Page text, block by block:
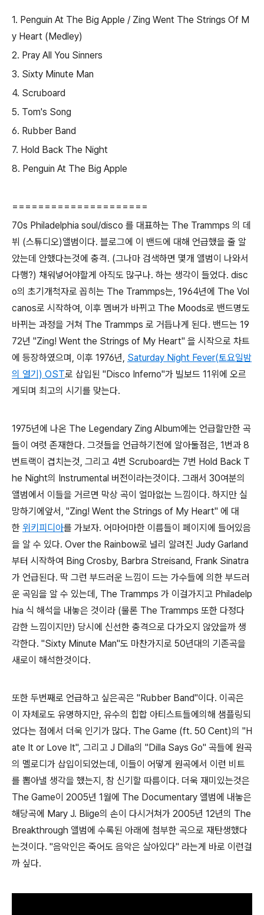
1. Penguin At The Big Apple / Zing Went The Strings Of M
y Heart (Medley)
2. Pray All You Sinners
3. Sixty Minute Man
4. Scruboard
5. Tom's Song
6. Rubber Band
7. Hold Back The Night
8. Penguin At The Big Apple
=====================
70s Philadelphia soul/disco 를 대표하는 The Trammps 의 데
뷔 (스튜디오)앨범이다. 블로그에 이 밴드에 대해 언급했을 줄 알
았는데 안했다는것에 충격. (그나마 검색하면 몇개 앨범이 나와서
다행?) 채워넣어야할게 아직도 많구나. 하는 생각이 들었다. disc
o의 초기개척자로 꼽히는 The Trammps는, 1964년에 The Vol
canos로 시작하여, 이후 멤버가 바뀌고 The Moods로 밴드명도
바뀌는 과정을 거쳐 The Trammps 로 거듭나게 된다. 밴드는 19
72년 "Zing! Went the Strings of My Heart" 을 시작으로 차트
에 등장하였으며, 이후 1976년, Saturday Night Fever(토요일밤
의 열기) OST로 삽입된 "Disco Inferno"가 빌보드 11위에 오르
게되며 최고의 시기를 맞는다.
1975년에 나온 The Legendary Zing Album에는 언급할만한 곡
들이 여럿 존재한다. 그것들을 언급하기전에 알아둘점은, 1번과 8
번트랙이 겹치는것, 그리고 4번 Scruboard는 7번 Hold Back T
he Night의 Instrumental 버전이라는것이다. 그래서 30여분의
앨범에서 이들을 거르면 막상 곡이 얼마없는 느낌이다. 하지만 실
망하기에앞서, "Zing! Went the Strings of My Heart" 에 대
한 위키피디아를 가보자. 어마어마한 이름들이 페이지에 들어있음
을 알 수 있다. Over the Rainbow로 널리 알려진 Judy Garland
부터 시작하여 Bing Crosby, Barbra Streisand, Frank Sinatra
가 언급된다. 딱 그런 부드러운 느낌이 드는 가수들에 의한 부드러
운 곡임을 알 수 있는데, The Trammps 가 이걸가지고 Philadelp
hia 식 해석을 내놓은 것이라 (물론 The Trammps 또한 다정다
감한 느낌이지만) 당시에 신선한 충격으로 다가오지 않았을까 생
각한다. "Sixty Minute Man"도 마찬가지로 50년대의 기존곡을
새로이 해석한것이다.
또한 두번째로 언급하고 싶은곡은 "Rubber Band"이다. 이곡은
이 자체로도 유명하지만, 유수의 힙합 아티스트들에의해 샘플링되
었다는 점에서 더욱 인기가 많다. The Game (ft. 50 Cent)의 "H
ate It or Love It", 그리고 J Dilla의 "Dilla Says Go" 곡들에 원곡
의 멜로디가 삽입이되었는데, 이들이 어떻게 원곡에서 이런 비트
를 뽑아낼 생각을 했는지, 참 신기할 따름이다. 더욱 재미있는것은
The Game이 2005년 1월에 The Documentary 앨범에 내놓은
해당곡에 Mary J. Blige의 손이 다시거쳐가 2005년 12년의 The
Breakthrough 앨범에 수록된 아래에 첨부한 곡으로 재탄생했다
는것이다. "음악인은 죽어도 음악은 살아있다" 라는게 바로 이런걸
까 싶다.